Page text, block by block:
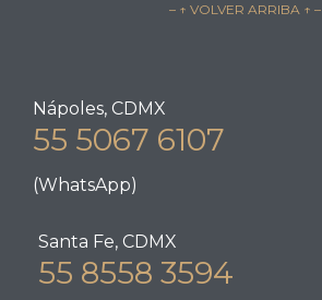
– ↑ VOLVER ARRIBA ↑ –
Nápoles, CDMX
55 5067 6107
(WhatsApp)
Santa Fe, CDMX
55 8558 3594